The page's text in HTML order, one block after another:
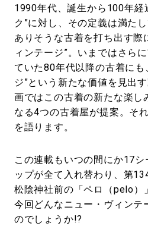
1990年代、誕生から100年経
ク”に対し、その定義は満た
ありそうな古着を打ち出す際
ィンテージ”。いまではさら
ていた80年代以降の古着にも
ジ”という新たな価値を見出
画ではこの古着の新たな楽し
なる4つの古着屋が提案。そ
を語ります。
この連載もいつの間にか17
ップが全て入れ替わり、第
松陰神社前の「ペロ（pelo）
今回どんなニュー・ヴィンテ
のでしょうか!?